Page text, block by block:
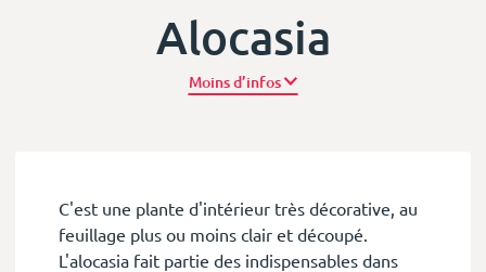
Alocasia
Plus d’infos
C'est une plante d'intérieur très décorative, au
feuillage plus ou moins clair et découpé.
L'alocasia fait partie des indispensables dans